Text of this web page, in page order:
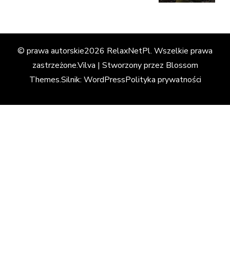
© prawa autorskie2026 RelaxNetPl. Wszelkie prawa
zastrzeżone.Vilva | Stworzony przez Blossom
Themes.Silnik: WordPressPolityka prywatności